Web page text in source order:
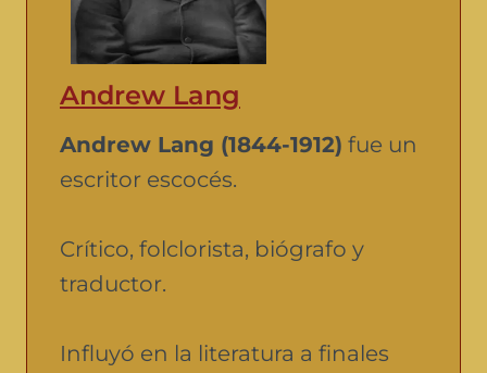
Andrew Lang
Andrew Lang (1844-1912) fue un
escritor escocés.
Crítico, folclorista, biógrafo y
traductor.
Influyó en la literatura a finales